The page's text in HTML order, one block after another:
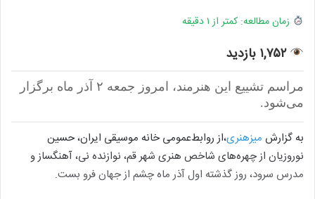
زمان مطالعه: کمتر از ۱ دقیقه
۱,۷۵۲ بازدید
مراسم تشییع این هنرمند، امروز جمعه ۲ آذر ماه برگزار
می‌شود.
به گزارش میزهنری،از روابط‌عمومی خانه موسیقی ایران، حسین
نوروزیان از چهره‌های شاخص هنری شهر قم، نوازنده نی، آهنگساز و
مدرس سرود، روز گذشته اول آذر ماه چشم از جهان فرو بست.